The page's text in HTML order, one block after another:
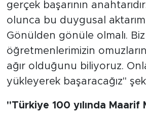
gerçek başarının
olunca bu duygusal
Gönülden gönüle olmalı. Biz
öğretmenlerimizin
ağır olduğunu biliyoruz.
yükleyerek başaracağız"
"Türkiye 100 yılında Maarif